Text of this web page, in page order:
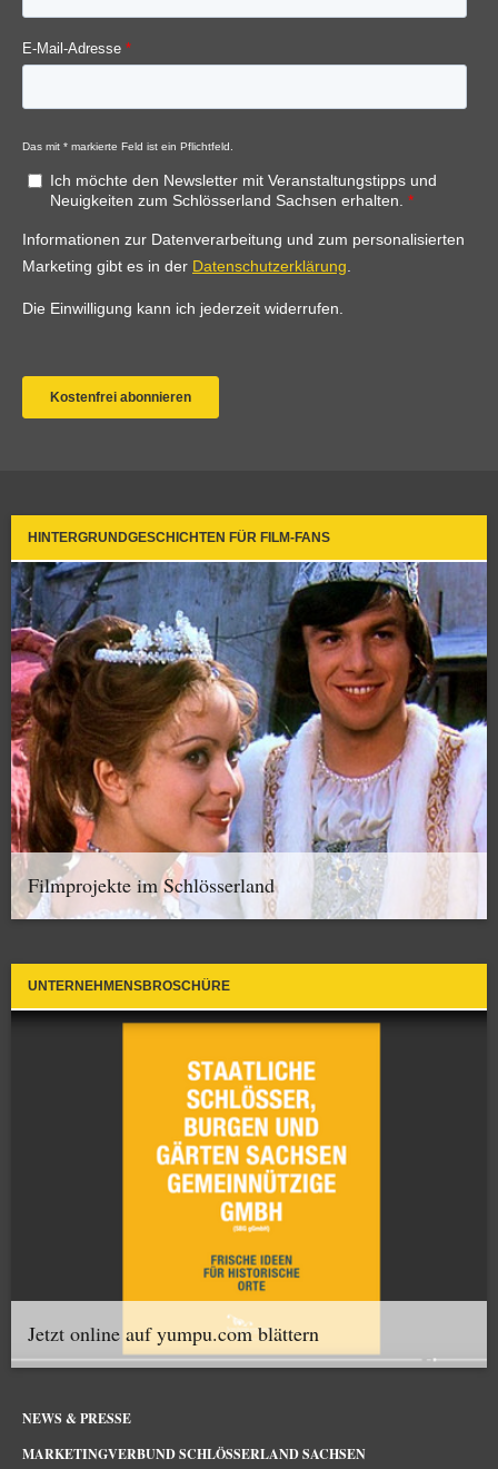
HINTERGRUNDGESCHICHTEN FÜR FILM-FANS
Filmprojekte im Schlösserland
UNTERNEHMENSBROSCHÜRE
Jetzt online auf yumpu.com blättern
NEWS & PRESSE
MARKETINGVERBUND SCHLÖSSERLAND SACHSEN